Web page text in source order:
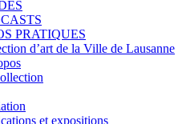
PRATIQUES
d’art de la Ville de Lausanne
et expositions